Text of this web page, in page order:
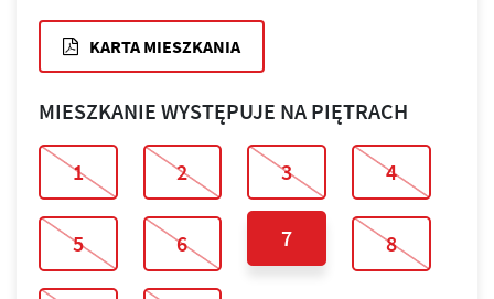
KARTA MIESZKANIA
MIESZKANIE WYSTĘPUJE NA PIĘTRACH
1 2 3 4
5 6 7 8